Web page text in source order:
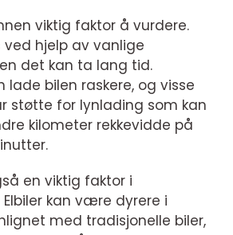
viktig faktor å vurdere.
ved hjelp av vanlige
det kan ta lang tid.
lade bilen raskere, og visse
støtte for lynlading som kan
kilometer rekkevidde på
en viktig faktor i
Elbiler kan være dyrere i
med tradisjonelle biler,